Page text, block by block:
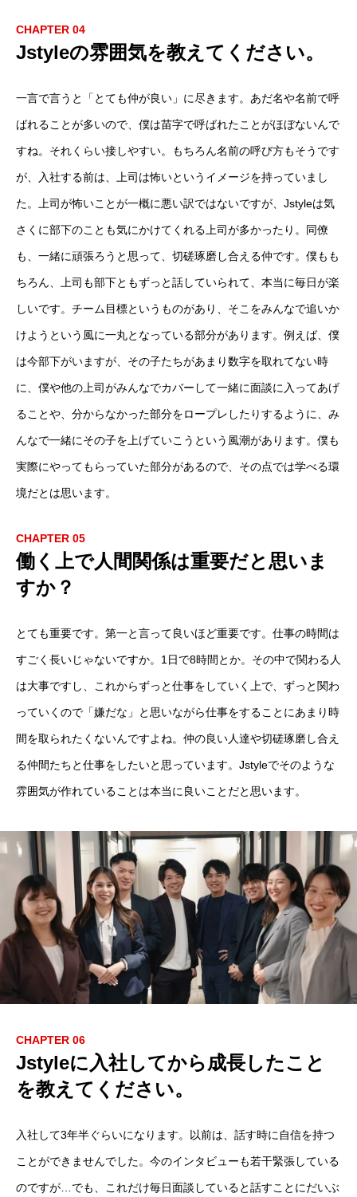
CHAPTER 04
Jstyleの雰囲気を教えてください。
一言で言うと「とても仲が良い」に尽きます。あだ名や名前で呼
ばれることが多いので、僕は苗字で呼ばれたことがほぼないんで
すね。それくらい接しやすい。もちろん名前の呼び方もそうです
が、入社する前は、上司は怖いというイメージを持っていまし
た。上司が怖いことが一概に悪い訳ではないですが、Jstyleは気
さくに部下のことも気にかけてくれる上司が多かったり。同僚
も、一緒に頑張ろうと思って、切磋琢磨し合える仲です。僕もも
ちろん、上司も部下ともずっと話していられて、本当に毎日が楽
しいです。チーム目標というものがあり、そこをみんなで追いか
けようという風に一丸となっている部分があります。例えば、僕
は今部下がいますが、その子たちがあまり数字を取れてない時
に、僕や他の上司がみんなでカバーして一緒に面談に入ってあげ
ることや、分からなかった部分をロープレしたりするように、み
んなで一緒にその子を上げていこうという風潮があります。僕も
実際にやってもらっていた部分があるので、その点では学べる環
境だとは思います。
CHAPTER 05
働く上で人間関係は重要だと思いま
すか？
とても重要です。第一と言って良いほど重要です。仕事の時間は
すごく長いじゃないですか。1日で8時間とか。その中で関わる人
は大事ですし、これからずっと仕事をしていく上で、ずっと関わ
っていくので「嫌だな」と思いながら仕事をすることにあまり時
間を取られたくないんですよね。仲の良い人達や切磋琢磨し合え
る仲間たちと仕事をしたいと思っています。Jstyleでそのような
雰囲気が作れていることは本当に良いことだと思います。
CHAPTER 06
Jstyleに入社してから成長したこと
を教えてください。
入社して3年半ぐらいになります。以前は、話す時に自信を持つ
ことができませんでした。今のインタビューも若干緊張している
のですが…でも、これだけ毎日面談していると話すことにだいぶ